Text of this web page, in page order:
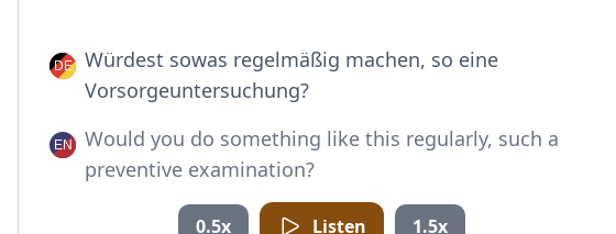
Würdest sowas regelmäßig machen, so eine
Vorsorgeuntersuchung?
Would you do something like this regularly, such a
preventive examination?
0.5x Listen 1.5x